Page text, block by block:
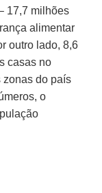
17,7 milhões
alimentar
outro lado, 8,6
casas no
zonas do país
o